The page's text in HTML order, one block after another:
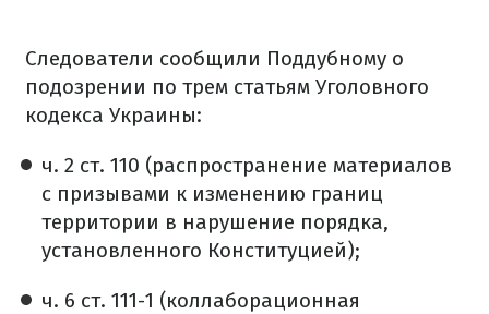
Следователи сообщили Поддубному о
подозрении по трем статьям Уголовного
кодекса Украины:
ч. 2 ст. 110 (распространение материалов
с призывами к изменению границ
территории в нарушение порядка,
установленного Конституцией);
ч. 6 ст. 111-1 (коллаборационная